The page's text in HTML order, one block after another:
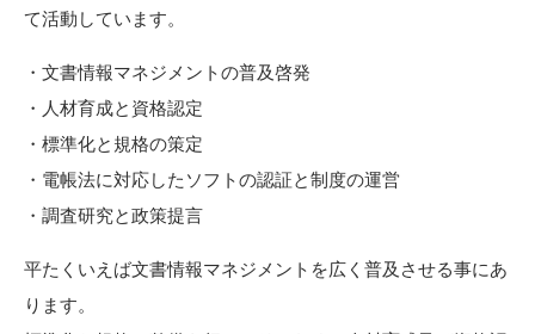
て活動しています。
・文書情報マネジメントの普及啓発
・人材育成と資格認定
・標準化と規格の策定
・電帳法に対応したソフトの認証と制度の運営
・調査研究と政策提言
平たくいえば文書情報マネジメントを広く普及させる事にあ
ります。